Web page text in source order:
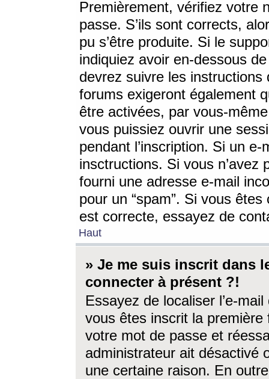
Premièrement, vérifiez votre
passe. S’ils sont corrects,
pu s’être produite. Si le
indiquiez avoir en-dessous
devrez suivre les
forums exigeront également
être activées, par vous-
vous puissiez ouvrir une
pendant l’inscription. Si un
insctructions. Si vous n’avez
fourni une adresse e-mail
pour un “spam”. Si vous
est correcte, essayez de
Haut
» Je me suis inscrit dans
connecter à présent ?!
Essayez de localiser l’e-
vous êtes inscrit la première
votre mot de passe et
administrateur ait désactivé
une certaine raison. En